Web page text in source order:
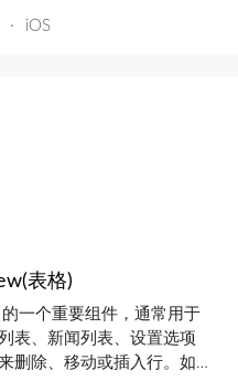
· iOS
表格)
一个重要组件，通常用于
表、新闻列表、设置选项
删除、移动或插入行。如何